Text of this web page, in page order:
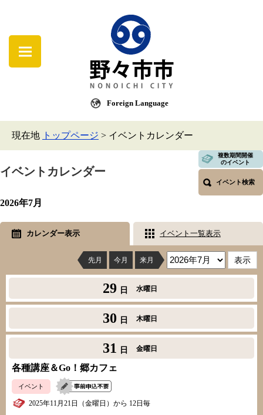
Foreign Language
現在地 トップページ > イベントカレンダー
イベントカレンダー
複数期間開催
のイベント
イベント検索
2026年7月
カレンダー表示 イベント一覧表示
先月 今月 来月
29 日 水曜日
30 日 木曜日
31 日 金曜日
各種講座＆Go！郷カフェ
イベント
2025年11月21日（金曜日）から 12日毎